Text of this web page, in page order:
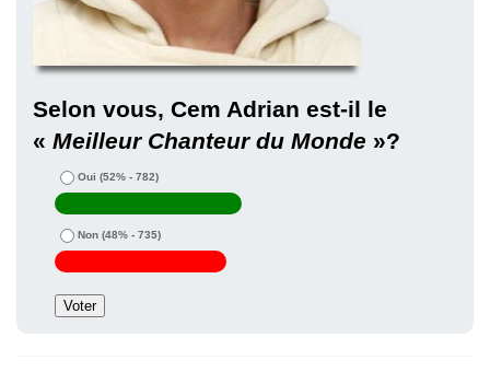
Selon vous, Cem Adrian est-il le
« Meilleur Chanteur du Monde »?
Oui (52% - 782)
Non (48% - 735)